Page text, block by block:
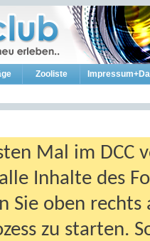
Zooliste
Mal im DCC
Inhalte des
Sie oben
zu starten.